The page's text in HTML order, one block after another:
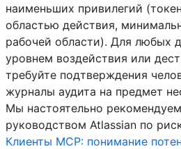
наименьших привилегий
областью действия,
рабочей области). Для любых
уровнем воздействия или
требуйте подтверждения
журналы аудита на предмет
Мы настоятельно
руководством Atlassian по
Клиенты MCP: понимание